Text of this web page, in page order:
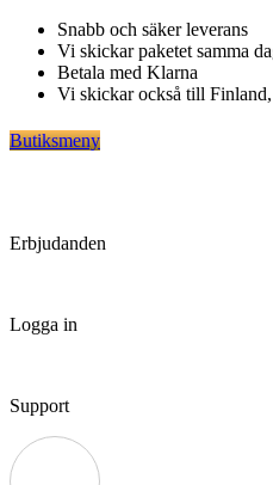
Hoppa
innehåll
Snabb och säker leverans
Vi skickar paketet samma
Betala med Klarna
Vi skickar också till
Butiksmeny
Erbjudanden
Logga in
Support